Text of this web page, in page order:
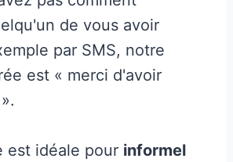
de vous avoir
par SMS, notre
est « merci d'avoir
est idéale pour informel